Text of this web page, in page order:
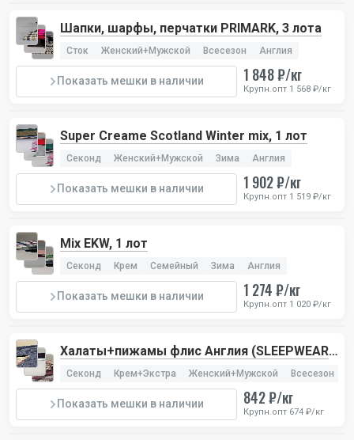
Шапки, шарфы, перчатки PRIMARK, 3 лота
Сток Женский+Мужской Всесезон Англия
Показать мешки в наличии 1 848 ₽/кг
Крупн.опт 1 568 ₽/кг
Super Creame Scotland Winter mix, 1 лот
Секонд Женский+Мужской Зима Англия
Показать мешки в наличии 1 902 ₽/кг
Крупн.опт 1 519 ₽/кг
Mix EKW, 1 лот
Секонд Крем Семейный Зима Англия
Показать мешки в наличии 1 274 ₽/кг
Крупн.опт 1 020 ₽/кг
Халаты+пижамы флис Англия (SLEEPWEAR
PREMIUM), 1 лот
Секонд Крем+Экстра Женский+Мужской Всесезон
Показать мешки в наличии 842 ₽/кг
Крупн.опт 674 ₽/кг